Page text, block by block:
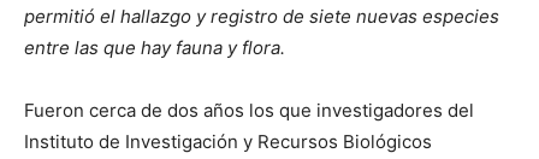
permitió el hallazgo y registro de siete nuevas especies
entre las que hay fauna y flora.
Fueron cerca de dos años los que investigadores del
Instituto de Investigación y Recursos Biológicos